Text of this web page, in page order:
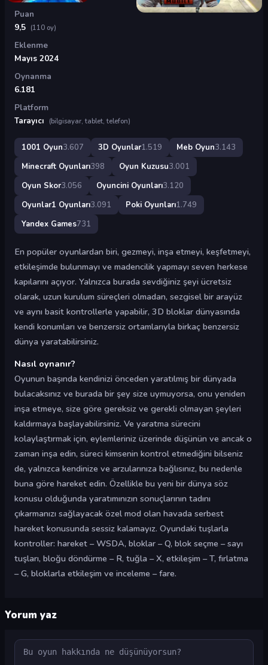
Puan
9,5 (110 oy)
Eklenme
Mayıs 2024
Oynanma
6.181
Platform
Tarayıcı
(bilgisayar, tablet, telefon)
1001 Oyun3.607 3D Oyunlar1.519 Meb Oyun3.143
Minecraft Oyunları398 Oyun Kuzusu3.001
Oyun Skor3.056 Oyuncini Oyunları3.120
Oyunlar1 Oyunları3.091 Poki Oyunları1.749
Yandex Games731
En popüler oyunlardan biri, gezmeyi, inşa etmeyi, keşfetmeyi,
etkileşimde bulunmayı ve madencilik yapmayı seven herkese
kapılarını açıyor. Yalnızca burada sevdiğiniz şeyi ücretsiz
olarak, uzun kurulum süreçleri olmadan, sezgisel bir arayüz
ve aynı basit kontrollerle yapabilir, 3D bloklar dünyasında
kendi konumları ve benzersiz ortamlarıyla birkaç benzersiz
dünya yaratabilirsiniz.
Nasıl oynanır?
Oyunun başında kendinizi önceden yaratılmış bir dünyada
bulacaksınız ve burada bir şey size uymuyorsa, onu yeniden
inşa etmeye, size göre gereksiz ve gerekli olmayan şeyleri
kaldırmaya başlayabilirsiniz. Ve yaratma sürecini
kolaylaştırmak için, eylemleriniz üzerinde düşünün ve ancak o
zaman inşa edin, süreci kimsenin kontrol etmediğini bilseniz
de, yalnızca kendinize ve arzularınıza bağlısınız, bu nedenle
buna göre hareket edin. Özellikle bu yeni bir dünya söz
konusu olduğunda yaratımınızın sonuçlarının tadını
çıkarmanızı sağlayacak özel mod olan havada serbest
hareket konusunda sessiz kalamayız. Oyundaki tuşlarla
kontroller: hareket – WSDA, bloklar – Q, blok seçme – sayı
tuşları, bloğu döndürme – R, tuğla – X, etkileşim – T, fırlatma
– G, bloklarla etkileşim ve inceleme – fare.
Yorum yaz
Yorum